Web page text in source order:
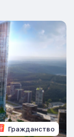
Гражданство